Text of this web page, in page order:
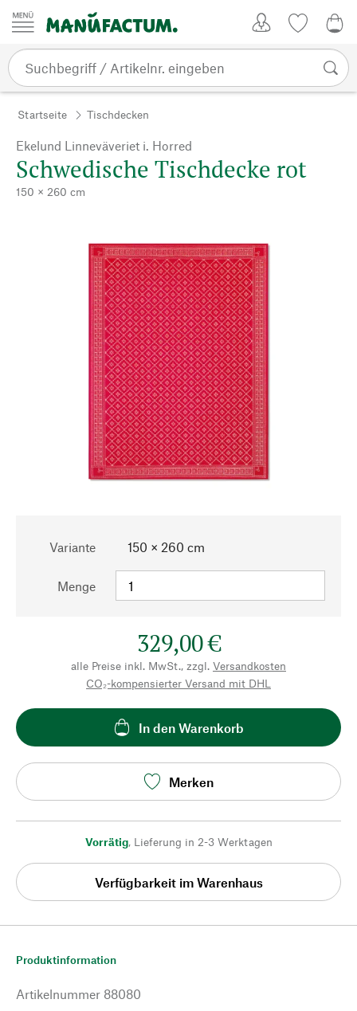
Zum Inhalt springen
Startseite Tischdecken
Ekelund Linneväveriet i. Horred
Schwedische Tischdecke rot
150 × 260 cm
Variante 150 × 260 cm
Menge
329,00 €
alle Preise inkl. MwSt., zzgl. Versandkosten
CO₂-kompensierter Versand mit DHL
In den Warenkorb
Merken
Vorrätig, Lieferung in 2-3 Werktagen
Verfügbarkeit im Warenhaus
Produktinformation
Artikelnummer 88080